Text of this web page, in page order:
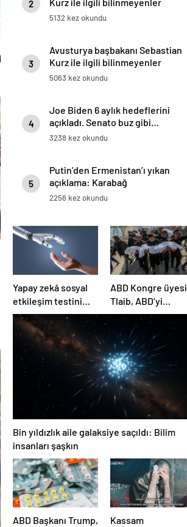
2
Kurz ile ilgili bilinmeyenler
5132 kez okundu
3
Avusturya başbakanı Sebastian
Kurz ile ilgili bilinmeyenler
5063 kez okundu
4
Joe Biden 6 aylık hedeflerini
açıkladı. Senato buz gibi…
3238 kez okundu
5
Putin’den Ermenistan’ı yıkan
açıklama: Karabağ
Azerbaycan’ın ayrılmaz bir
2256 kez okundu
Yapay zekâ sosyal
etkileşim testini
geçemedi
ABD Kongre üyesi
Tlaib, ABD’yi
Filistin’deki
“soykırımda suç
ortağı” olmakla
itham etti
Bin yıldızlık aile galaksiye saçıldı: Bilim
insanları şaşkın
ABD Başkanı Trump,
Kassam